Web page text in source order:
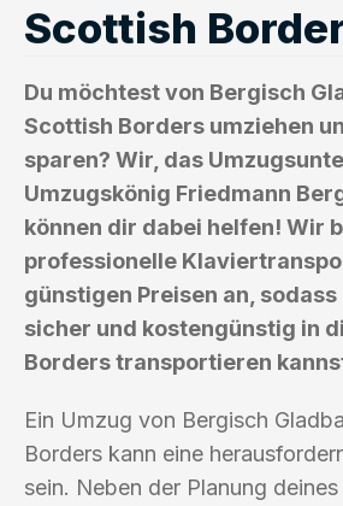
Scottish
Du möchtest von Bergisch
Scottish Borders umziehen
sparen? Wir, das
Umzugskönig Friedmann
können dir dabei helfen! Wir
professionelle
günstigen Preisen an,
sicher und kostengünstig in
Borders transportieren
Ein Umzug von Bergisch
Borders kann eine
sein. Neben der Planung